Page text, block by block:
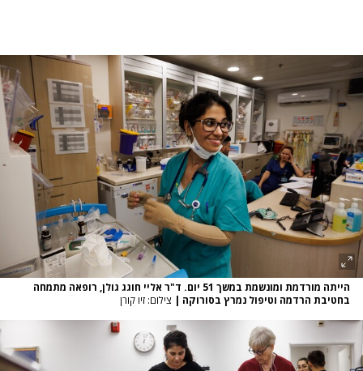
הייתה מורדמת ומונשמת במשך 51 יום. ד"ר אליי חוגג גולן, רופאה מתמחה
בחטיבת הרדמה וטיפול נמרץ בסורוקה | צילום: זיו קורן